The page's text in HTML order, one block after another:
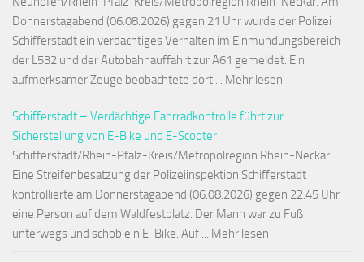
Donnerstagabend (06.08.2026) gegen 21 Uhr wurde der Polizei
Schifferstadt ein verdächtiges Verhalten im Einmündungsbereich
der L532 und der Autobahnauffahrt zur A61 gemeldet. Ein
aufmerksamer Zeuge beobachtete dort ... Mehr lesen
Schifferstadt – Verdächtige Fahrradkontrolle führt zur
Sicherstellung von E-Bike und E-Scooter
Schifferstadt/Rhein-Pfalz-Kreis/Metropolregion Rhein-Neckar.
Eine Streifenbesatzung der Polizeiinspektion Schifferstadt
kontrollierte am Donnerstagabend (06.08.2026) gegen 22:45 Uhr
eine Person auf dem Waldfestplatz. Der Mann war zu Fuß
unterwegs und schob ein E-Bike. Auf ... Mehr lesen